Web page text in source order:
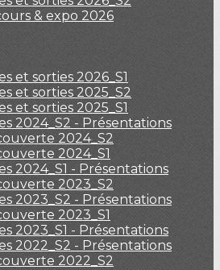
& expo 2026
et sorties 2026_S1
et sorties 2025_S2
et sorties 2025_S1
2024_S2 - Présentations
2024_S2
2024_S1
2024_S1 - Présentations
2023_S2
2023_S2 - Présentations
2023_S1
2023_S1 - Présentations
2022_S2 - Présentations
2022_S2